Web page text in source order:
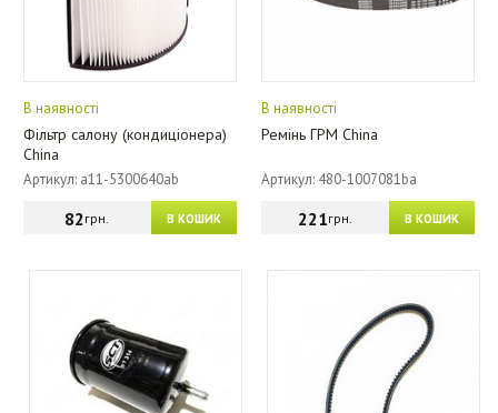
В наявності
Фільтр салону (кондиціонера)
China
Артикул: a11-5300640ab
В КОШИК
82грн.
В наявності
Ремінь ГРМ China
Артикул: 480-1007081ba
В КОШИК
221грн.